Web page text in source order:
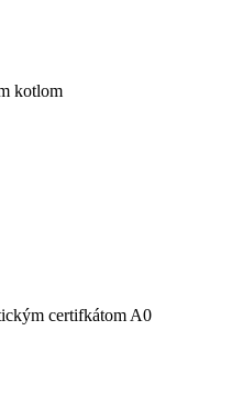
kotlom
certifkátom A0